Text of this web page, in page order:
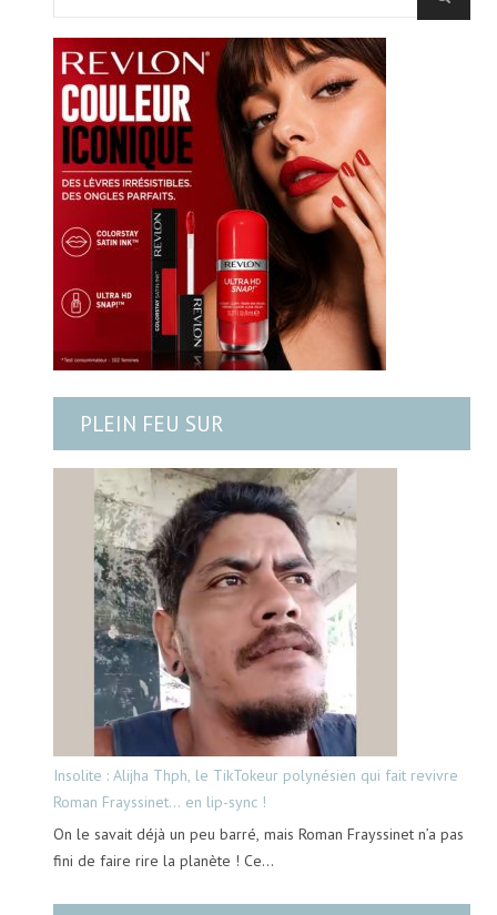
PLEIN FEU SUR
Insolite : Alijha Thph, le TikTokeur polynésien qui fait revivre
Roman Frayssinet… en lip-sync !
On le savait déjà un peu barré, mais Roman Frayssinet n’a pas
fini de faire rire la planète ! Ce…